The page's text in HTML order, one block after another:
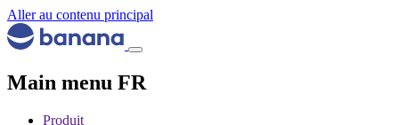
Aller au contenu principal
Main menu FR
Produit